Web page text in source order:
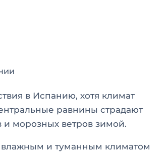
в Испанию, хотя климат
равнины страдают
морозных ветров зимой.
влажным и туманным климатом